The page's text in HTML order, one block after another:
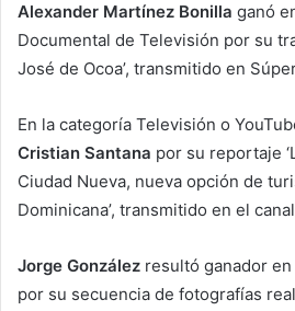
Alexander Martínez Bonilla ganó
Documental de Televisión por su
José de Ocoa’, transmitido en
En la categoría Televisión o
Cristian Santana por su reportaje
Ciudad Nueva, nueva opción de
Dominicana’, transmitido en el
Jorge González resultó ganador
por su secuencia de fotografías